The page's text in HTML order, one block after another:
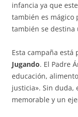
infancia ya que
también es mágico
también se destina
Esta campaña está
Jugando. El Padre
educación,
justicia». Sin duda,
memorable y un